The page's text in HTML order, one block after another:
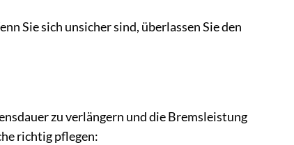
Sie sich unsicher sind, überlassen Sie den
zu verlängern und die Bremsleistung
richtig pflegen: